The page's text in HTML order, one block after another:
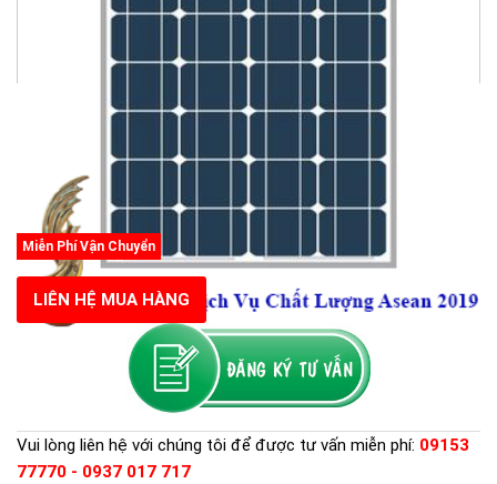
Miễn Phí Vận Chuyển
LIÊN HỆ MUA HÀNG
Vui lòng liên hệ với chúng tôi để được tư vấn miễn phí: 09153
77770 - 0937 017 717